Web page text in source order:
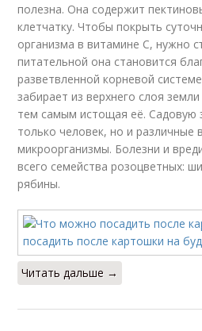
полезна. Она содержит
клетчатку. Чтобы покрыть
организма в витамине С, нужно
питательной она становится
разветвленной корневой
забирает из верхнего слоя
тем самым истощая её. Садовую
только человек, но и различные
микроорганизмы. Болезни и
всего семейства розоцветных:
рябины.
Читать дальше →